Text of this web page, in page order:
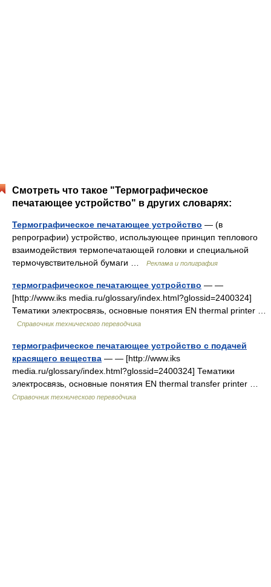
Смотреть что такое "Термографическое
печатающее устройство" в других словарях:
Термографическое печатающее устройство — (в
репрографии) устройство, использующее принцип теплового
взаимодействия термопечатающей головки и специальной
термочувствительной бумаги …
Реклама и полиграфия
термографическое печатающее устройство — —
[http://www.iks media.ru/glossary/index.html?glossid=2400324]
Тематики электросвязь, основные понятия EN thermal printer …
Справочник технического переводчика
термографическое печатающее устройство с подачей
красящего вещества — — [http://www.iks
media.ru/glossary/index.html?glossid=2400324] Тематики
электросвязь, основные понятия EN thermal transfer printer …
Справочник технического переводчика